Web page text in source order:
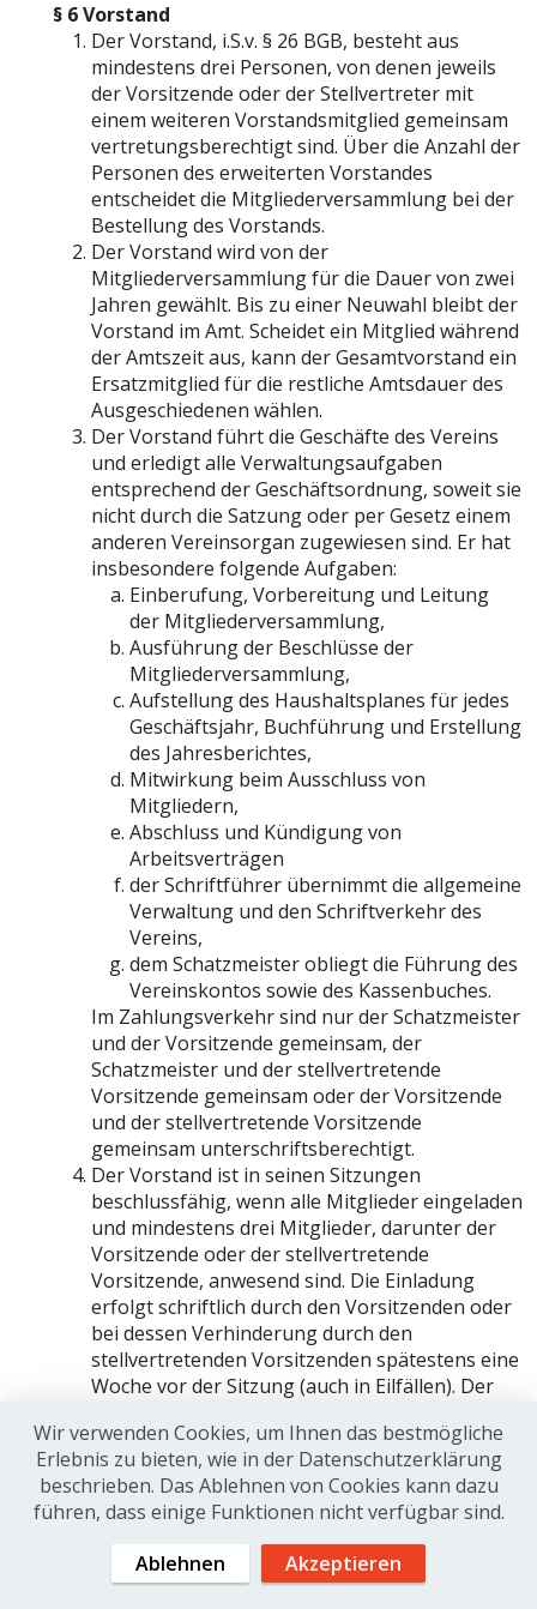
§ 6 Vorstand
Der Vorstand, i.S.v. § 26 BGB, besteht aus
mindestens drei Personen, von denen jeweils
der Vorsitzende oder der Stellvertreter mit
einem weiteren Vorstandsmitglied gemeinsam
vertretungsberechtigt sind. Über die Anzahl der
Personen des erweiterten Vorstandes
entscheidet die Mitgliederversammlung bei der
Bestellung des Vorstands.
Der Vorstand wird von der
Mitgliederversammlung für die Dauer von zwei
Jahren gewählt. Bis zu einer Neuwahl bleibt der
Vorstand im Amt. Scheidet ein Mitglied während
der Amtszeit aus, kann der Gesamtvorstand ein
Ersatzmitglied für die restliche Amtsdauer des
Ausgeschiedenen wählen.
Der Vorstand führt die Geschäfte des Vereins
und erledigt alle Verwaltungsaufgaben
entsprechend der Geschäftsordnung, soweit sie
nicht durch die Satzung oder per Gesetz einem
anderen Vereinsorgan zugewiesen sind. Er hat
insbesondere folgende Aufgaben:
Einberufung, Vorbereitung und Leitung
der Mitgliederversammlung,
Ausführung der Beschlüsse der
Mitgliederversammlung,
Aufstellung des Haushaltsplanes für jedes
Geschäftsjahr, Buchführung und Erstellung
des Jahresberichtes,
Mitwirkung beim Ausschluss von
Mitgliedern,
Abschluss und Kündigung von
Arbeitsverträgen
der Schriftführer übernimmt die allgemeine
Verwaltung und den Schriftverkehr des
Vereins,
dem Schatzmeister obliegt die Führung des
Vereinskontos sowie des Kassenbuches.
Im Zahlungsverkehr sind nur der Schatzmeister
und der Vorsitzende gemeinsam, der
Schatzmeister und der stellvertretende
Vorsitzende gemeinsam oder der Vorsitzende
und der stellvertretende Vorsitzende
gemeinsam unterschriftsberechtigt.
Der Vorstand ist in seinen Sitzungen
beschlussfähig, wenn alle Mitglieder eingeladen
und mindestens drei Mitglieder, darunter der
Vorsitzende oder der stellvertretende
Vorsitzende, anwesend sind. Die Einladung
erfolgt schriftlich durch den Vorsitzenden oder
bei dessen Verhinderung durch den
stellvertretenden Vorsitzenden spätestens eine
Woche vor der Sitzung (auch in Eilfällen). Der
Der Vorstand beschließt mit einfacher Mehrheit
der abgegebenen gültigen Stimmen. Bei
Stimmengleichheit entscheidet die Stimme des
Vorsitzenden, der die Vorstandssitzung leitet,
oder bei dessen Abwesenheit die des
stellvertretenden Vorsitzenden. Die Beschlüsse
Wir verwenden Cookies, um Ihnen das bestmögliche
Erlebnis zu bieten, wie in der Datenschutzerklärung
beschrieben. Das Ablehnen von Cookies kann dazu
führen, dass einige Funktionen nicht verfügbar sind.
Ablehnen
Akzeptieren